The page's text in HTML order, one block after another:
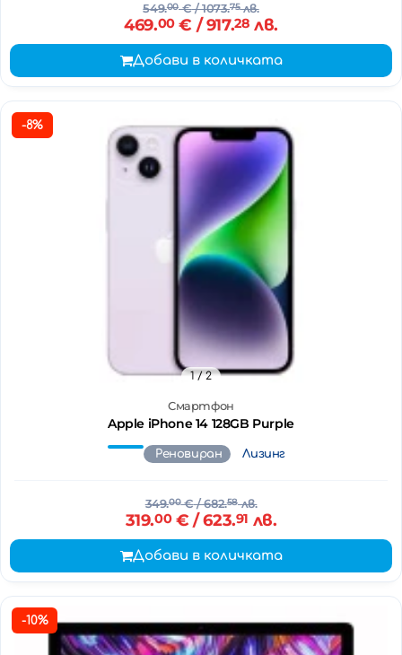
549.00€/ 1073.75лв.
469.00€ / 917.28 лв.
Добави в количката
-8%
Смартфон
Apple iPhone 14 128GB Purple
1/ 2
Реновиран Лизинг
349.00€/ 682.58лв.
319.00€ / 623.91 лв.
Добави в количката
-10%